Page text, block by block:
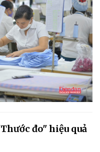
đo" hiệu quả